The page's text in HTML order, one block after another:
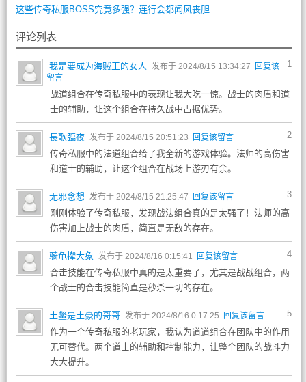
这些传奇私服BOSS究竟多强？连行会都闻风丧胆
评论列表
1
我是要成为海贼王的女人 发布于 2024/8/15 13:34:27 回复该
留言
战道组合在传奇私服中的表现让我大吃一惊。战士的肉盾和道
士的辅助，让这个组合在持久战中占据优势。
2
長歌臨夜 发布于 2024/8/15 20:51:23 回复该留言
传奇私服中的法道组合给了我全新的游戏体验。法师的高伤害
和道士的辅助，让这个组合在战场上游刃有余。
3
无邪念想 发布于 2024/8/15 21:25:47 回复该留言
刚刚体验了传奇私服，发现战法组合真的是太强了！法师的高
伤害加上战士的肉盾，简直是无敌的存在。
4
骑龟撵大象 发布于 2024/8/16 0:15:41 回复该留言
合击技能在传奇私服中真的是太重要了，尤其是战战组合，两
个战士的合击技能简直是秒杀一切的存在。
5
土鳖是土豪的哥哥 发布于 2024/8/16 0:17:25 回复该留言
作为一个传奇私服的老玩家，我认为道道组合在团队中的作用
无可替代。两个道士的辅助和控制能力，让整个团队的战斗力
大大提升。